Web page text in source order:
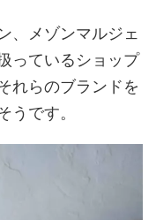
、メゾンマルジェ
っているショップ
れらのブランドを
うです。